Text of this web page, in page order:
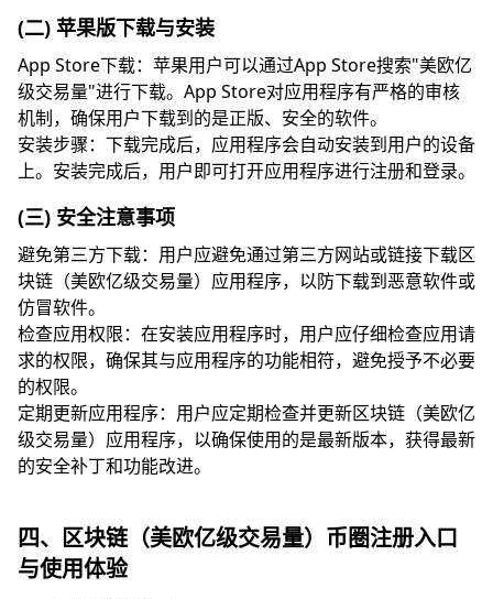
(二) 苹果版下载与安装
App Store下载：苹果用户可以通过App Store搜索"美欧亿
级交易量"进行下载。App Store对应用程序有严格的审核
机制，确保用户下载到的是正版、安全的软件。
安装步骤：下载完成后，应用程序会自动安装到用户的设备
上。安装完成后，用户即可打开应用程序进行注册和登录。
(三) 安全注意事项
避免第三方下载：用户应避免通过第三方网站或链接下载区
块链（美欧亿级交易量）应用程序，以防下载到恶意软件或
仿冒软件。
检查应用权限：在安装应用程序时，用户应仔细检查应用请
求的权限，确保其与应用程序的功能相符，避免授予不必要
的权限。
定期更新应用程序：用户应定期检查并更新区块链（美欧亿
级交易量）应用程序，以确保使用的是最新版本，获得最新
的安全补丁和功能改进。
四、区块链（美欧亿级交易量）币圈注册入口
与使用体验